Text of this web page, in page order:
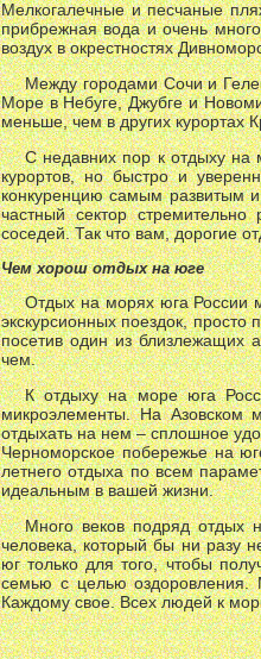
Мелкогалечные и песчаные
прибрежная вода и очень
воздух в окрестностях
Между городами Сочи и
Море в Небуге, Джубге и
меньше, чем в других курортах
С недавних пор к отдыху на
курортов, но быстро и
конкуренцию самым развитым
частный сектор
соседей. Так что вам, дорогие
Чем хорош отдых на юге
Отдых на морях юга России
экскурсионных поездок,
посетив один из близлежащих
чем.
К отдыху на море юга
микроэлементы. На Азовском
отдыхать на нем – сплошное
Черноморское побережье на
летнего отдыха по всем
идеальным в вашей жизни.
Много веков подряд отдых
человека, который бы ни разу
юг только для того, чтобы
семью с целью оздоровления.
Каждому свое. Всех людей к